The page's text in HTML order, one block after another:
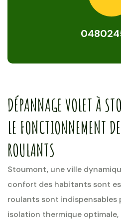
DÉPANNAGE VOLET À
LE FONCTIONNEMENT
ROULANTS
Stoumont, une ville
confort des habitants sont
roulants sont indispensables
isolation thermique optimale,